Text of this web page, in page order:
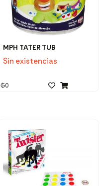
MPH TATER TUB
Sin existencias
₲0